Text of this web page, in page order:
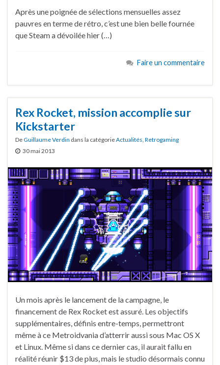
Après une poignée de sélections mensuelles assez
pauvres en terme de rétro, c’est une bien belle fournée
que Steam a dévoilée hier (…)
Faire un commentaire
Rex Rocket, mission accomplie sur
Kickstarter
DeGuillaume Verdin dans la catégorieActualités, Retrogaming
30 mai 2013
Un mois après le lancement de la campagne, le
financement de Rex Rocket est assuré. Les objectifs
supplémentaires, définis entre-temps, permettront
même à ce Metroidvania d’atterrir aussi sous Mac OS X
et Linux. Même si dans ce dernier cas, il aurait fallu en
réalité réunir $13 de plus, mais le studio désormais connu